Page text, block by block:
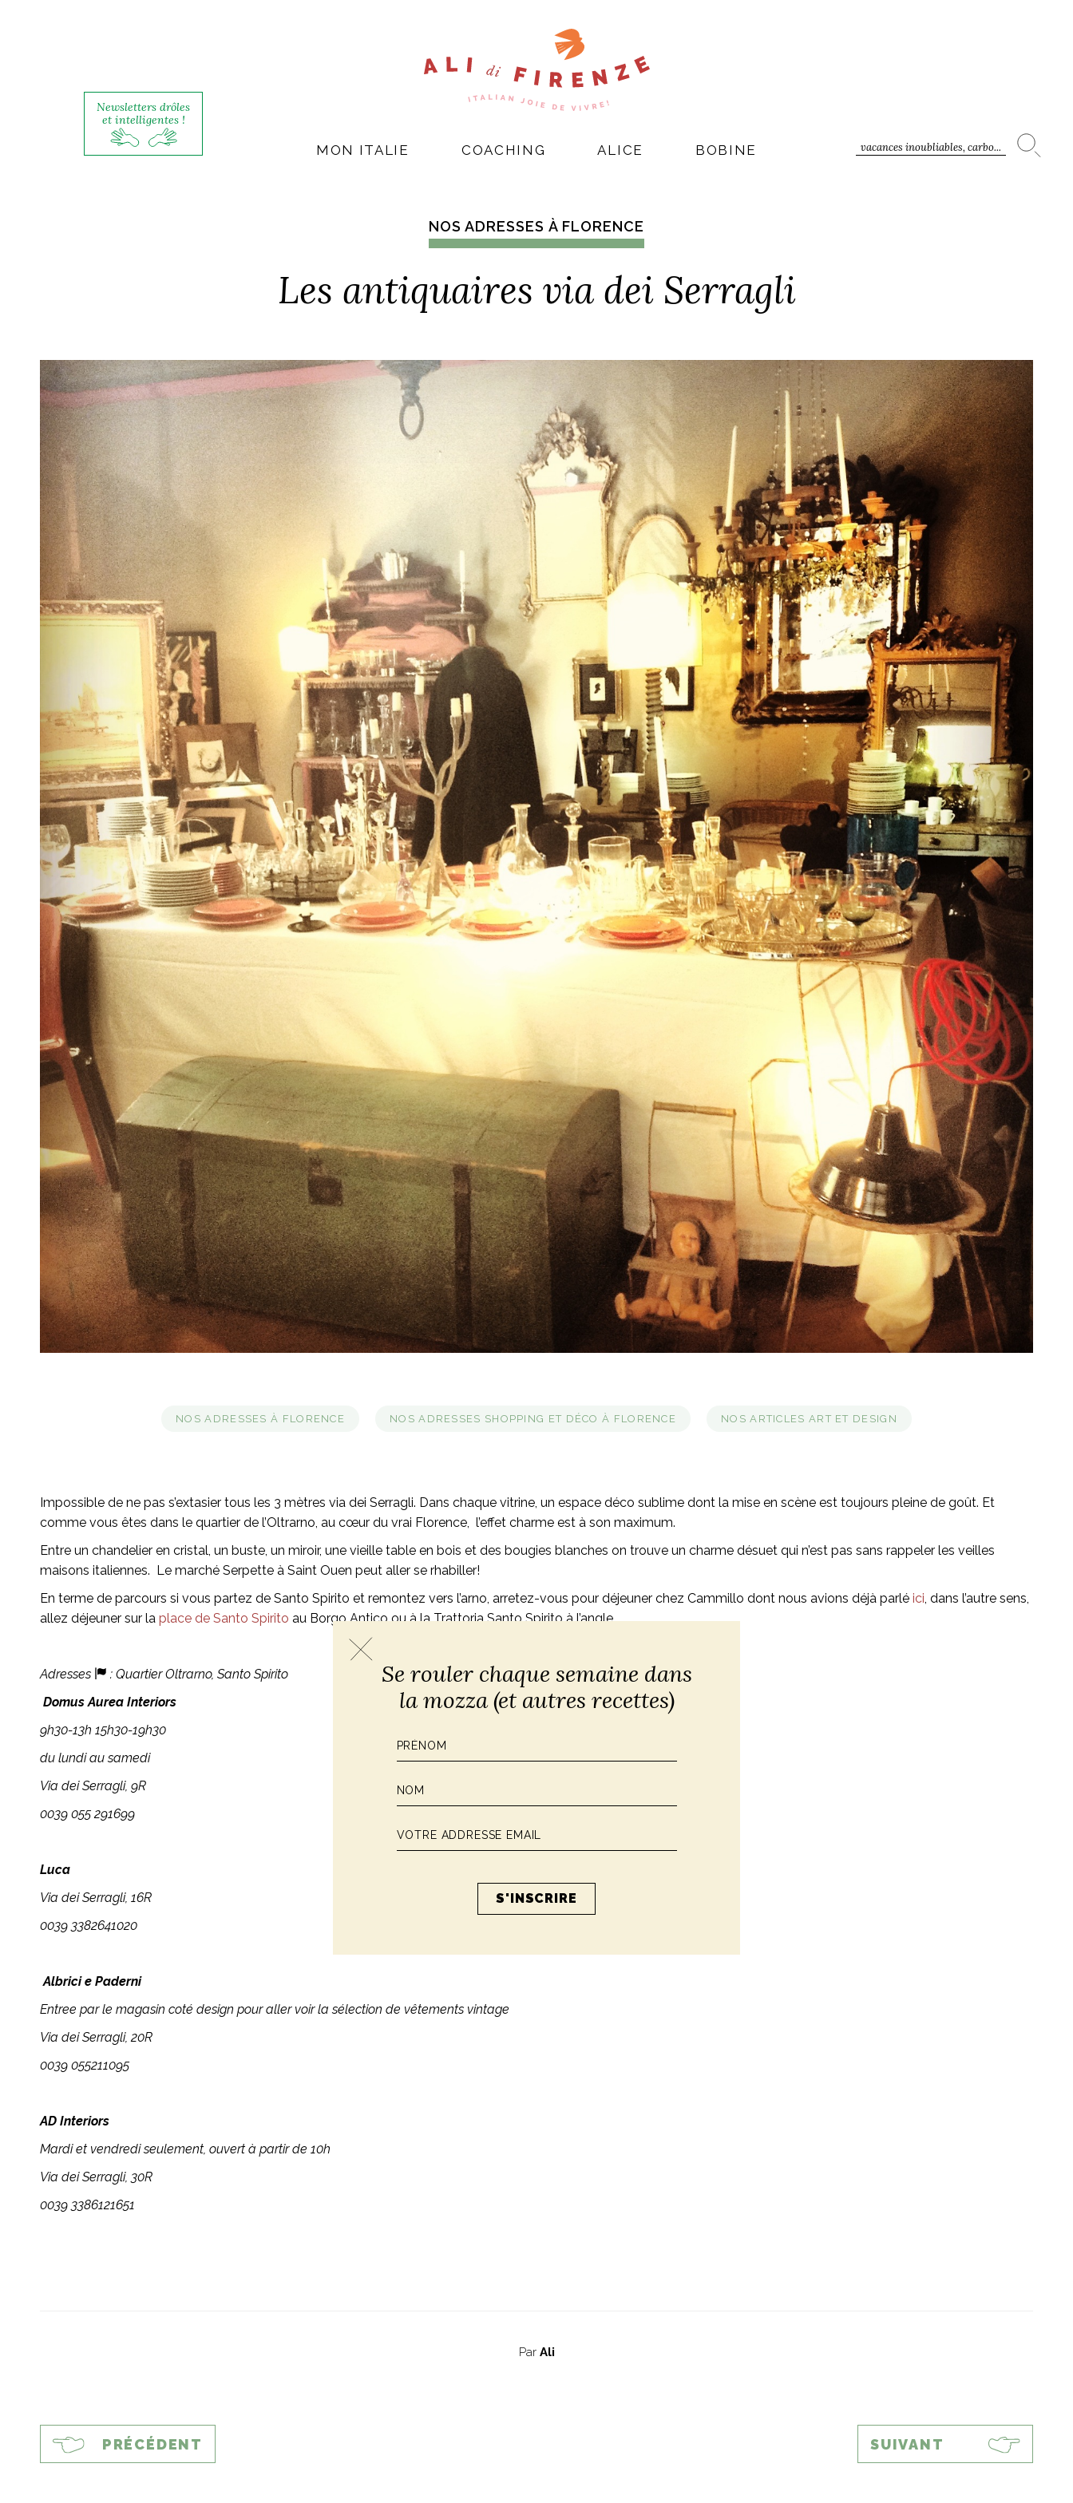
Newsletters drôles
et intelligentes !
vacances inoubliables, carbo...
MON ITALIE COACHING ALICE BOBINE
NOS ADRESSES À FLORENCE
Les antiquaires via dei Serragli
NOS ADRESSES À FLORENCE NOS ADRESSES SHOPPING ET DÉCO À FLORENCE NOS ARTICLES ART ET DESIGN
Impossible de ne pas s’extasier tous les 3 mètres via dei Serragli. Dans chaque vitrine, un espace déco sublime dont la mise en scène est toujours pleine de goût. Et
comme vous êtes dans le quartier de l’Oltrarno, au cœur du vrai Florence, l’effet charme est à son maximum.
Entre un chandelier en cristal, un buste, un miroir, une vieille table en bois et des bougies blanches on trouve un charme désuet qui n’est pas sans rappeler les veilles
maisons italiennes. Le marché Serpette à Saint Ouen peut aller se rhabiller!
En terme de parcours si vous partez de Santo Spirito et remontez vers l’arno, arretez-vous pour déjeuner chez Cammillo dont nous avions déjà parlé ici, dans l’autre sens,
allez déjeuner sur la place de Santo Spirito au Borgo Antico ou à la Trattoria Santo Spirito à l’angle.
Adresses : Quartier Oltrarno, Santo Spirito
Domus Aurea Interiors
9h30-13h 15h30-19h30
du lundi au samedi
Via dei Serragli, 9R
0039 055 291699
Luca
Via dei Serragli, 16R
0039 3382641020
Albrici e Paderni
Entree par le magasin coté design pour aller voir la sélection de vêtements vintage
Via dei Serragli, 20R
0039 055211095
AD Interiors
Mardi et vendredi seulement, ouvert à partir de 10h
Via dei Serragli, 30R
0039 3386121651
Par Ali
PRÉCÉDENT SUIVANT
Se rouler chaque semaine dans
la mozza (et autres recettes)